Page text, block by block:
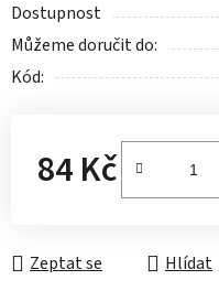
Dostupnost
Můžeme doručit do:
Kód:
84 Kč
Měrná cena:
Zeptat se Hlídat